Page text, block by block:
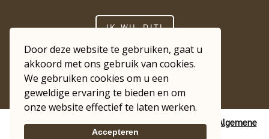
Door deze website te gebruiken, gaat u
akkoord met ons gebruik van cookies.
We gebruiken cookies om u een
geweldige ervaring te bieden en om
onze website effectief te laten werken.
Accepteren
IK WIL DIT!
Copyright © Nail Business Academy |Privacybeleid
Algemene
voorwaarden